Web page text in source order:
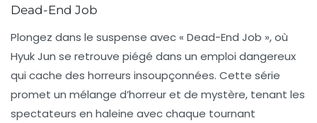
Dead-End Job
Plongez dans le suspense avec « Dead-End Job », où
Hyuk Jun se retrouve piégé dans un emploi dangereux
qui cache des horreurs insoupçonnées. Cette série
promet un mélange d’horreur et de mystère, tenant les
spectateurs en haleine avec chaque tournant